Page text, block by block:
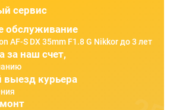
сервис
обслуживание
AF-S DX 35mm F1.8 G Nikkor до 3 лет
за наш счет,
выезд курьера